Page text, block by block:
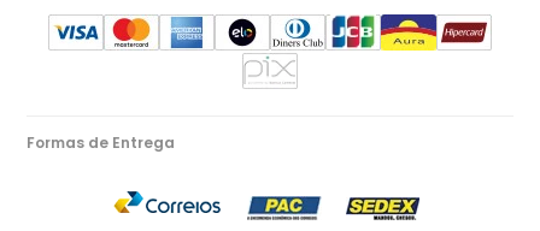
Formas de Entrega